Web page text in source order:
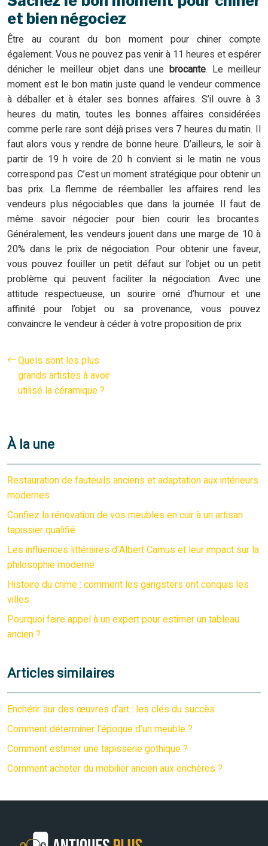
et bien négociez
Être au courant du bon moment pour chiner compte
également. Vous ne pouvez pas venir à 11 heures et espérer
dénicher le meilleur objet dans une brocante. Le meilleur
moment est le bon matin juste quand le vendeur commence
à déballer et à étaler ses bonnes affaires. S’il ouvre à 3
heures du matin, toutes les bonnes affaires considérées
comme perle rare sont déjà prises vers 7 heures du matin. Il
faut alors vous y rendre de bonne heure. D’ailleurs, le soir à
partir de 19 h voire de 20 h convient si le matin ne vous
correspond pas. C’est un moment stratégique pour obtenir un
bas prix. La flemme de réemballer les affaires rend les
vendeurs plus négociables que dans la journée. Il faut de
même savoir négocier pour bien courir les brocantes.
Généralement, les vendeurs jouent dans une marge de 10 à
20% dans le prix de négociation. Pour obtenir une faveur,
vous pouvez fouiller un petit défaut sur l’objet ou un petit
problème qui peuvent faciliter la négociation. Avec une
attitude respectueuse, un sourire orné d’humour et une
affinité pour l’objet ou sa provenance, vous pouvez
convaincre le vendeur à céder à votre proposition de prix
Quels sont les plus
grands artistes à avoir
utilisé la céramique ?
À la une
Restauration de fauteuils anciens et adaptation aux intérieurs
modernes
Confiez la rénovation de vos meubles en cuir à un artisan
tapissier qualifié
Les influences littéraires d’Albert Camus et leur impact sur la
philosophie moderne
Histoire du crime : comment les gangsters ont conquis les
villes
Pourquoi faire appel à un expert pour estimer un tableau
ancien ?
Articles similaires
Enchérir sur des œuvres d’art : les clés du succès
Comment déterminer l’époque d’un meuble ?
Comment estimer une tapisserie gothique ?
Comment acheter du mobilier ancien aux enchères ?